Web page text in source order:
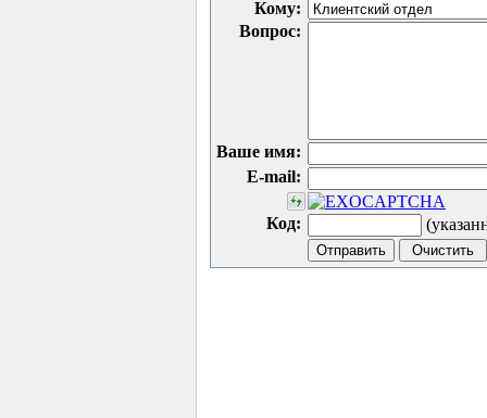
Кому:
Вопрос:
Ваше имя:
E-mail:
Код: